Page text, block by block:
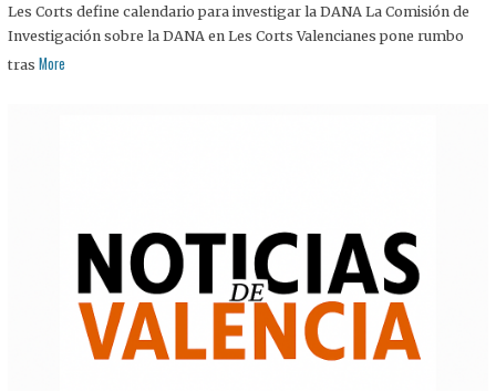
Les Corts define calendario para investigar la DANA La Comisión de
Investigación sobre la DANA en Les Corts Valencianes pone rumbo
tras More